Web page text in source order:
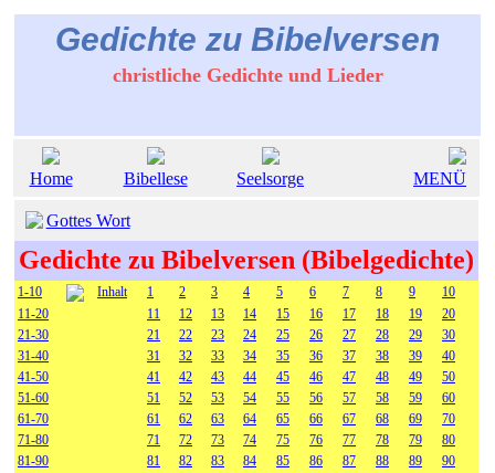
Gedichte zu Bibelversen
christliche Gedichte und Lieder
Home Bibellese Seelsorge MENÜ
Gottes Wort
Gedichte zu Bibelversen (Bibelgedichte)
1-10 Inhalt 1 2 3 4 5 6 7 8 9
10
11-20
11 12 13 14 15 16 17 18 19
20
21-30
21 22 23 24 25 26 27 28 29
30
31-40
31 32 33 34 35 36 37 38 39
40
41-50
41 42 43 44 45 46 47 48 49
50
51-60
51 52 53 54 55 56 57 58 59
60
61-70
61 62 63 64 65 66 67 68 69
70
71-80
71 72 73 74 75 76 77 78 79
80
81-90
81 82 83 84 85 86 87 88 89
90